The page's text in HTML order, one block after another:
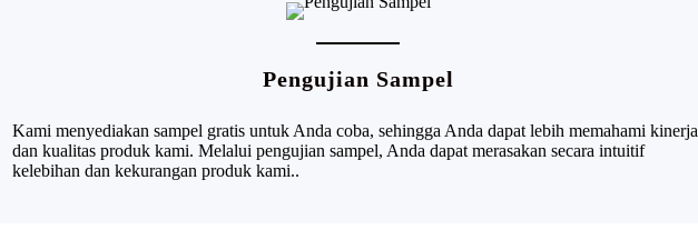
Pengujian Sampel
Kami menyediakan sampel gratis untuk Anda coba, sehingga Anda dapat lebih memahami kinerja
dan kualitas produk kami. Melalui pengujian sampel, Anda dapat merasakan secara intuitif
kelebihan dan kekurangan produk kami..